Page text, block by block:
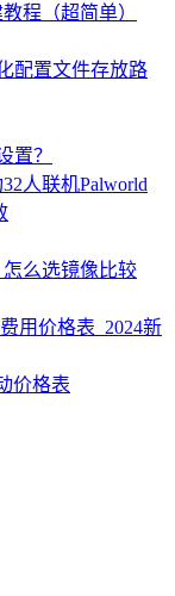
程（超简单）
配置文件存放路
置？
人联机Palworld
么选镜像比较
用价格表_2024新
价格表